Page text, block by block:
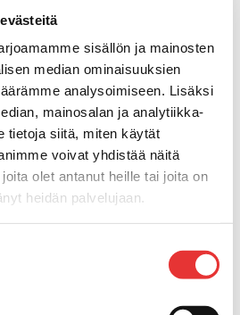
sisällön ja mainosten
median ominaisuuksien
analysoimiseen. Lisäksi
mainosalan ja analytiikka-
tietoja siitä, miten käytät
voivat yhdistää näitä
olet antanut heille tai joita on
heidän palvelujaan.
ja ikkunalistat
, köli-, törmäyslistat ja
Muut tarvikkeet
Köli- ja eväsuojat
ja kansikatteet
Muut tarvikkeet
Köli- ja eväsuojat